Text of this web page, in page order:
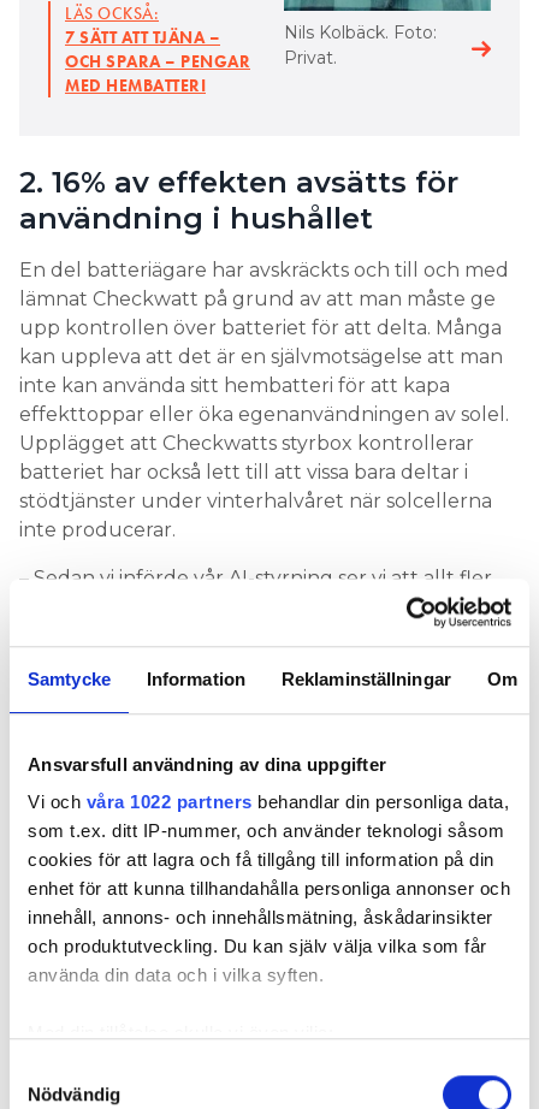
Samtycke Information Reklaminställningar Om
Ansvarsfull användning av dina uppgifter
Vi och våra 1022 partners behandlar din personliga data,
som t.ex. ditt IP-nummer, och använder teknologi såsom
cookies för att lagra och få tillgång till information på din
enhet för att kunna tillhandahålla personliga annonser och
innehåll, annons- och innehållsmätning, åskådarinsikter
och produktutveckling. Du kan själv välja vilka som får
använda din data och i vilka syften.
som kan ha en noggrannhet på upp till flera meter
Nödvändig
Nils Kolbäck. Foto:
Privat.
LÄS OCKSÅ:
7 SÄTT ATT TJÄNA –
OCH SPARA – PENGAR
MED HEMBATTERI
2. 16% av effekten avsätts för
användning i hushållet
En del batteriägare har avskräckts och till och med
lämnat Checkwatt på grund av att man måste ge
upp kontrollen över batteriet för att delta. Många
kan uppleva att det är en självmotsägelse att man
inte kan använda sitt hembatteri för att kapa
effekttoppar eller öka egenanvändningen av solel.
Upplägget att Checkwatts styrbox kontrollerar
batteriet har också lett till att vissa bara deltar i
stödtjänster under vinterhalvåret när solcellerna
inte producerar.
– Sedan vi införde vår AI-styrning ser vi att allt fler
kunder med stor solelsproduktion får ett stort
värde av att vara med oss hela året. De behöver
ersättning från stödtjänstmarknaden.
kan 17% av effekten användas av Checkwatt AI i
hushållet.
– Bakom mätaren använder vi den
säkerhetsmarginal som vi inte får buda med på
stödtjänstmarknaden. Sedan vi införde det här har
en del kunder kommit tillbaka som tidigare lämnat
bli en del av tjänsten
Värdet av att kunna reducera effekttariffer gör det